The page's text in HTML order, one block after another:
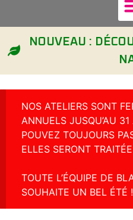
NOUVEAU :
NOS ATELIERS SONT
ANNUELS JUSQU’AU
POUVEZ TOUJOURS
ELLES SERONT
TOUTE L’ÉQUIPE DE
SOUHAITE UN BEL ÉTÉ !